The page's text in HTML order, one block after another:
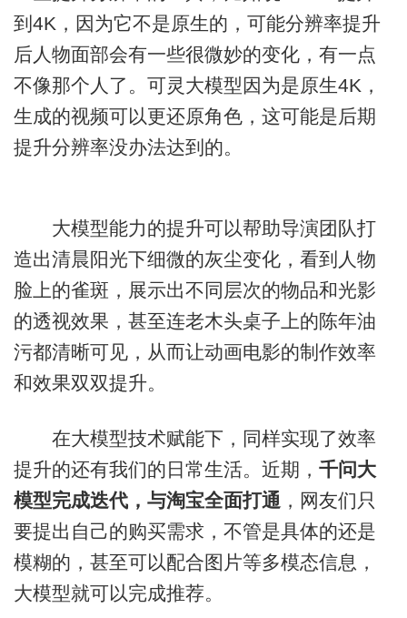
到4K，因为它不是原生的，可能分辨率提升
后人物面部会有一些很微妙的变化，有一点
不像那个人了。可灵大模型因为是原生4K，
生成的视频可以更还原角色，这可能是后期
提升分辨率没办法达到的。
大模型能力的提升可以帮助导演团队打
造出清晨阳光下细微的灰尘变化，看到人物
脸上的雀斑，展示出不同层次的物品和光影
的透视效果，甚至连老木头桌子上的陈年油
污都清晰可见，从而让动画电影的制作效率
和效果双双提升。
在大模型技术赋能下，同样实现了效率
提升的还有我们的日常生活。近期， 千问大
模型完成迭代，与淘宝全面打通 ，网友们只
要提出自己的购买需求，不管是具体的还是
模糊的，甚至可以配合图片等多模态信息，
大模型就可以完成推荐。